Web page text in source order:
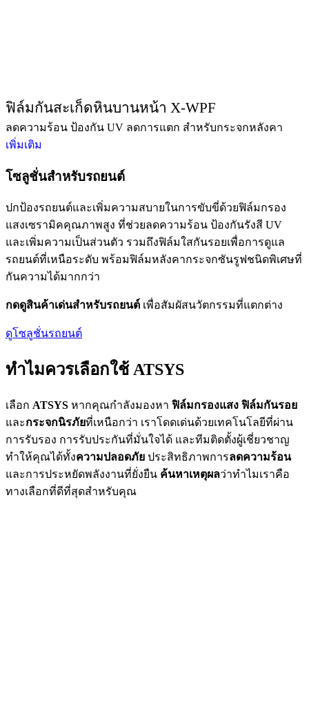
ฟิล์มกันสะเก็ดหินบานหน้า X-WPF
ลดความร้อน ป้องกัน UV ลดการแตก สำหรับกระจกหลังคา
เพิ่มเติม
โซลูชั่นสำหรับรถยนต์
ปกป้องรถยนต์และเพิ่มความสบายในการขับขี่ด้วยฟิล์มกรอง
แสงเซรามิคคุณภาพสูง ที่ช่วยลดความร้อน ป้องกันรังสี UV
และเพิ่มความเป็นส่วนตัว รวมถึงฟิล์มใสกันรอยเพื่อการดูแล
รถยนต์ที่เหนือระดับ พร้อมฟิล์มหลังคากระจกซันรูฟชนิดพิเศษที่
กันความได้มากกว่า
กดดูสินค้าเด่นสำหรับรถยนต์ เพื่อสัมผัสนวัตกรรมที่แตกต่าง
ดูโซลูชั่นรถยนต์
ทำไมควรเลือกใช้ ATSYS
เลือก ATSYS หากคุณกำลังมองหา ฟิล์มกรองแสง ฟิล์มกันรอย
และกระจกนิรภัยที่เหนือกว่า เราโดดเด่นด้วยเทคโนโลยีที่ผ่าน
การรับรอง การรับประกันที่มั่นใจได้ และทีมติดตั้งผู้เชี่ยวชาญ
ทำให้คุณได้ทั้งความปลอดภัย ประสิทธิภาพการลดความร้อน
และการประหยัดพลังงานที่ยั่งยืน ค้นหาเหตุผลว่าทำไมเราคือ
ทางเลือกที่ดีที่สุดสำหรับคุณ